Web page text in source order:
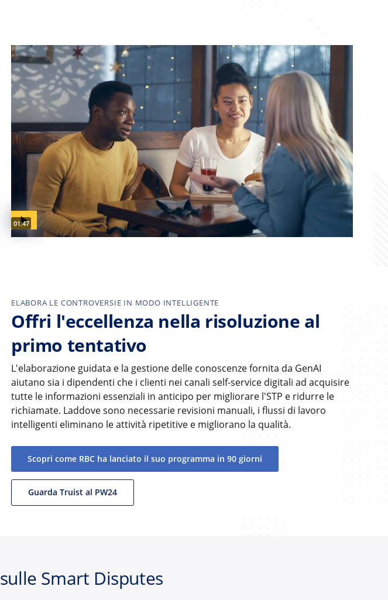
Video duration:
01:47
ELABORA LE CONTROVERSIE IN MODO INTELLIGENTE
Offri l'eccellenza nella risoluzione al
primo tentativo
L'elaborazione guidata e la gestione delle conoscenze fornita da GenAI
aiutano sia i dipendenti che i clienti nei canali self-service digitali ad acquisire
tutte le informazioni essenziali in anticipo per migliorare l'STP e ridurre le
richiamate. Laddove sono necessarie revisioni manuali, i flussi di lavoro
intelligenti eliminano le attività ripetitive e migliorano la qualità.
Scopri come RBC ha lanciato il suo programma in 90 giorni
Guarda Truist al PW24
sulle Smart Disputes